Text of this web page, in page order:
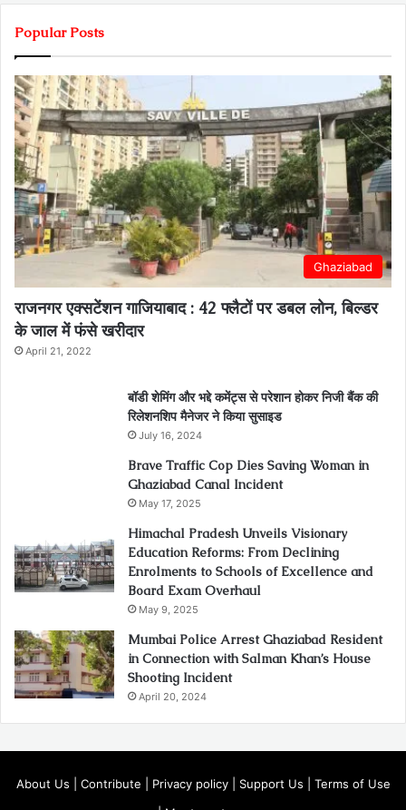
Popular Posts
Ghaziabad
राजनगर एक्सटेंशन गाजियाबाद : 42 फ्लैटों पर डबल लोन, बिल्डर
के जाल में फंसे खरीदार
April 21, 2022
बॉडी शेमिंग और भद्दे कमेंट्स से परेशान होकर निजी बैंक की
रिलेशनशिप मैनेजर ने किया सुसाइड
July 16, 2024
Brave Traffic Cop Dies Saving Woman in
Ghaziabad Canal Incident
May 17, 2025
Himachal Pradesh Unveils Visionary
Education Reforms: From Declining
Enrolments to Schools of Excellence and
Board Exam Overhaul
May 9, 2025
Mumbai Police Arrest Ghaziabad Resident
in Connection with Salman Khan’s House
Shooting Incident
April 20, 2024
About Us Contribute Privacy policy| Support Us
Terms of Use